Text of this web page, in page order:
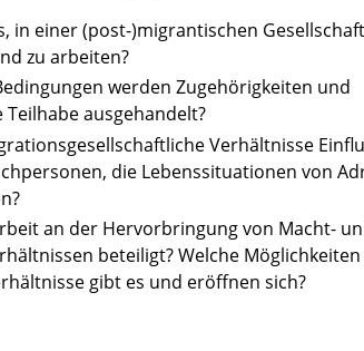
in einer (post-)migrantischen
zu arbeiten?
werden Zugehörigkeiten und
ausgehandelt?
Verhältnisse
die Lebenssituationen von
an der Hervorbringung von Macht-
beteiligt? Welche
gibt es und eröffnen sich?